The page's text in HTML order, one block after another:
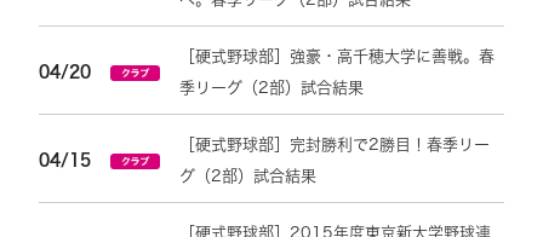
04/20
［硬式野球部］強豪・高千穂大学に善戦。春
季リーグ（2部）試合結果
04/15
［硬式野球部］完封勝利で2勝目！春季リー
グ（2部）試合結果
［硬式野球部］2015年度東京新大学野球連